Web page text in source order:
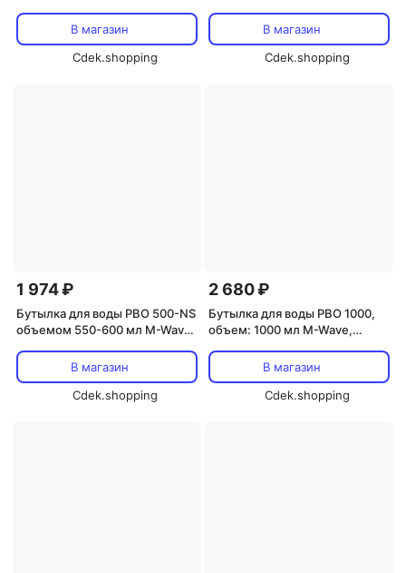
В магазин
Cdek.shopping
В магазин
Cdek.shopping
1 974 ₽
Бутылка для воды PBO 500-NS
объемом 550-600 мл M-Wave,
В магазин
Cdek.shopping
2 680 ₽
Бутылка для воды PBO 1000,
объем: 1000 мл M-Wave,
В магазин
Cdek.shopping